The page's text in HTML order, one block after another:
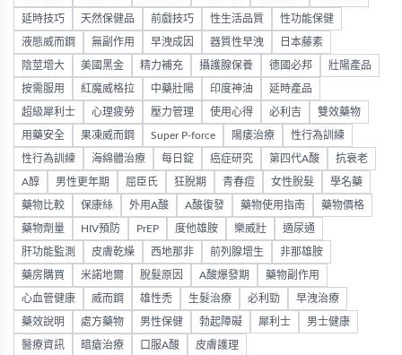
延時技巧 天然保健品 前戲技巧 性生活品質 性功能保健
液態威而鋼 無副作用 早洩成因 器質性早洩 日本藤素
陰莖增大 美國黑金 精力補充 攝護腺保養 德國必邦 壯陽產品
按需服用 紅魔威格拉 中藥壯陽 印度神油 延時產品
超級犀利士 心理疲勞 壓力管理 使用心得 必利吉 雙效藥物
用藥安全 果凍威而鋼 Super P-force 陽痿治療 性行為訓練
性行為訓練 海綿體治療 每日錠 癌症研究 第四代A酸 抗衰老
A醇 男性更年期 屈臣氏 狂脫期 青春痘 女性脫髮 學名藥
藥物比較 保康絲 外用A酸 A酸復發 藥物使用指南 藥物價格
藥物劑量 HIV預防 PrEP 度他雄胺 樂威壯 適尿通
肝功能監測 皮膚乾燥 西地那非 前列腺增生 非那雄胺
藥房購買 米諾地爾 脫髮原因 A酸爆發期 藥物副作用
心血管健康 威而鋼 雄性禿 生髮治療 必利勁 早洩治療
藥效說明 處方藥物 男性保健 勃起障礙 犀利士 男士健康
醫療資訊 暗瘡治療 口服A酸 皮膚護理